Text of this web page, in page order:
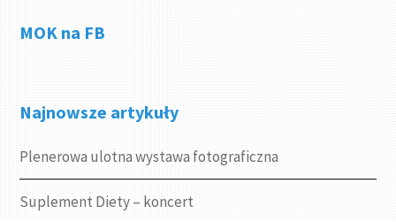
MOK na FB
Najnowsze artykuły
Plenerowa ulotna wystawa fotograficzna
Suplement Diety – koncert